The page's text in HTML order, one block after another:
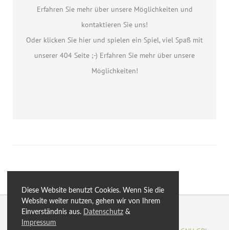
Diese Website benutzt Cookies. Wenn Sie die
Website weiter nutzen, gehen wir von Ihrem
Einverständnis aus. Datenschutz &
Impressum
Erfahren Sie mehr über unsere Möglichkeiten und
kontaktieren Sie uns!
Oder klicken Sie hier und spielen ein Spiel, viel Spaß mit
unserer 404 Seite ;-) Erfahren Sie mehr über unsere
Möglichkeiten!
© 2026 by eXtro.media